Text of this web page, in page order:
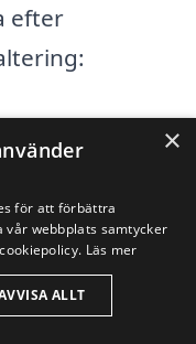
efter
×
för att förbättra
vår webbplats samtycker
Läs mer
ALLT